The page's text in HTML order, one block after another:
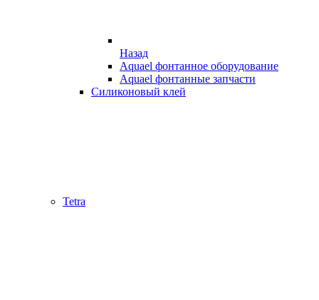
Назад
Aquael фонтанное оборудование
Aquael фонтанные запчасти
Силиконовый клей
Tetra